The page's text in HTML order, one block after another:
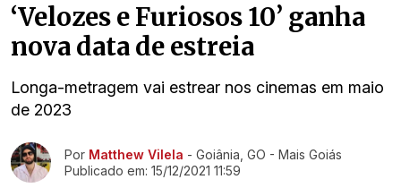
‘Velozes e Furiosos 10’ ganha
nova data de estreia
Longa-metragem vai estrear nos cinemas em maio
de 2023
Ir direto pra matéria
Por Matthew Vilela - Goiânia, GO - Mais Goiás
Publicado em: 15/12/2021 11:59